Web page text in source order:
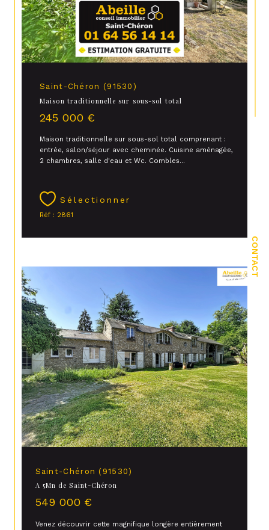
CONTACT
Saint-Chéron (91530)
Maison traditionnelle sur sous-sol total
245 000 €
Maison traditionnelle sur sous-sol total comprenant :
entrée, salon/séjour avec cheminée. Cuisine aménagée,
2 chambres, salle d'eau et Wc. Combles...
Sélectionner
Réf : 2861
Saint-Chéron (91530)
A 5Mn de Saint-Chéron
549 000 €
Venez découvrir cette magnifique longère entièrement